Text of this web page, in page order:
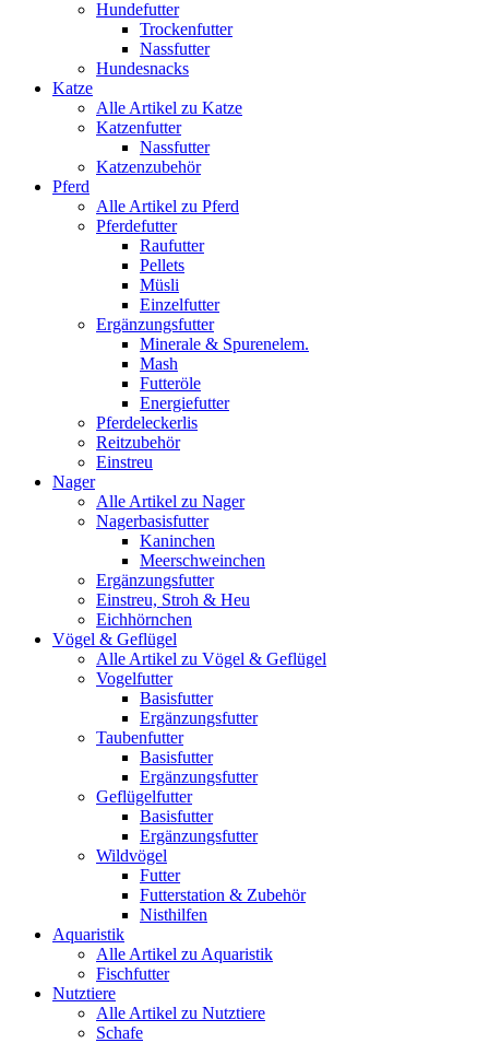
Hundefutter
Trockenfutter
Nassfutter
Hundesnacks
Katze
Alle Artikel zu Katze
Katzenfutter
Nassfutter
Katzenzubehör
Pferd
Alle Artikel zu Pferd
Pferdefutter
Raufutter
Pellets
Müsli
Einzelfutter
Ergänzungsfutter
Minerale & Spurenelem.
Mash
Futteröle
Energiefutter
Pferdeleckerlis
Reitzubehör
Einstreu
Nager
Alle Artikel zu Nager
Nagerbasisfutter
Kaninchen
Meerschweinchen
Ergänzungsfutter
Einstreu, Stroh & Heu
Eichhörnchen
Vögel & Geflügel
Alle Artikel zu Vögel & Geflügel
Vogelfutter
Basisfutter
Ergänzungsfutter
Taubenfutter
Basisfutter
Ergänzungsfutter
Geflügelfutter
Basisfutter
Ergänzungsfutter
Wildvögel
Futter
Futterstation & Zubehör
Nisthilfen
Aquaristik
Alle Artikel zu Aquaristik
Fischfutter
Nutztiere
Alle Artikel zu Nutztiere
Schafe